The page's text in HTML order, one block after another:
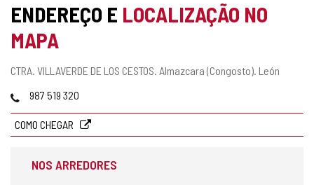
ENDEREÇO E LOCALIZAÇÃO NO
MAPA
Endereço
CTRA. VILLAVERDE DE LOS CESTOS. Almazcara (Congosto). León
Telefones
987 519 320
COMO CHEGAR
NOS ARREDORES